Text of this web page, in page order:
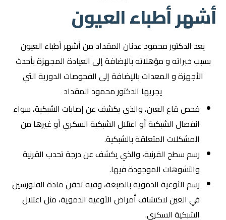
أشهر أطباء العيون
يعد الدكتور محمود عدنان المقداد من أشهر أطباء العيون
بسبب خبراته و مؤهلاته بالإضافة إلى العيادة المجهزة بأحدث
الأجهزة و المعدات بالإضافة إلى الفحوصات الدورية التي
يجريها الدكتور محمود المقداد
فحص قاع العين، والذي يكشف عن إصابات الشبكية، سواء
انفصال الشبكية أو اعتلال الشبكية السكري أو غيرها من
المشكلات المتعلقة بالشبكية.
رسم سطح القرنية، والذي يكشف عن درجة تحدب القرنية
والتشوهات الموجودة فيها.
رسم الأوعية الدموية بالصبغة، وفيه تحقن مادة الفلورسين
في العين لاكتشاف أمراض الأوعية الدموية، مثل اعتلال
الشبكية السكري.